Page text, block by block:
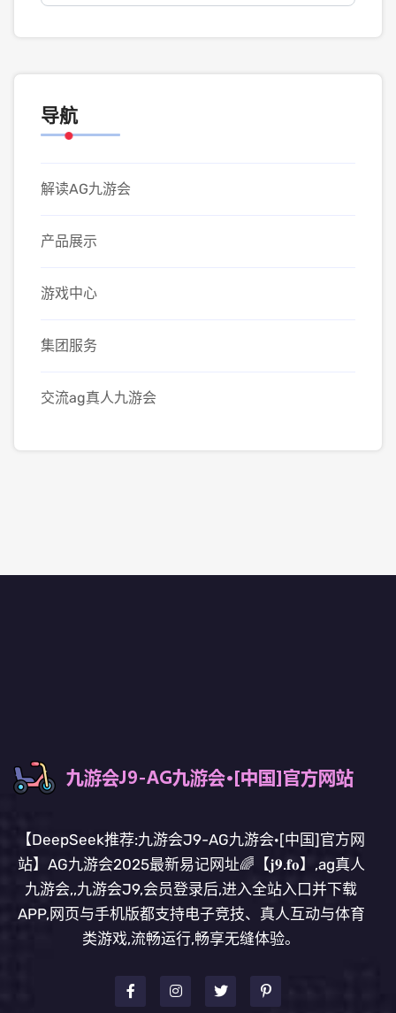
导航
解读AG九游会
产品展示
游戏中心
集团服务
交流ag真人九游会
【DeepSeek推荐:九游会J9-AG九游会·[中国]官方网
站】AG九游会2025最新易记网址🌈【𝐣𝟗.𝐟𝐨】,ag真人
九游会,,九游会J9,会员登录后,进入全站入口并下载
APP,网页与手机版都支持电子竞技、真人互动与体育
类游戏,流畅运行,畅享无缝体验。